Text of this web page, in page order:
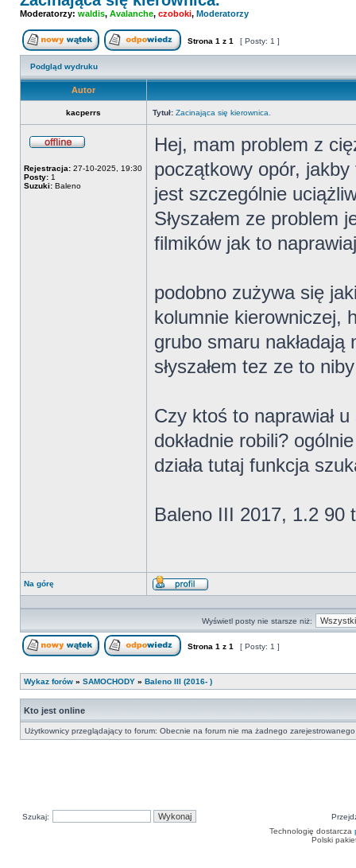
Moderatorzy: waldis, Avalanche, czoboki, Moderatorzy
Nowy temat Odpowiedz w temacie
Strona 1 z 1 [ Posty: 1 ]
Podgląd wydruku
Autor
kacperrs Tytuł: Zacinająca się kierownica.
Rejestracja: 27-10-2025, 19:30
Posty: 1
Suzuki: Baleno
Hej, mam problem z
początkowy opór, jakby
jest szczególnie
Słyszałem ze problem
filmików jak to
podobno zużywa się
kolumnie kierowniczej,
grubo smaru nakładają
słyszałem tez ze to
Czy ktoś to naprawiał
dokładnie robili?
działa tutaj funkcja
Baleno III 2017, 1.2 90
Na górę
Wyświetl
Wyświetl posty nie starsze niż:
Strona 1 z 1 [ Posty: 1 ]
Wykaz forów » SAMOCHODY » Baleno III (2016- )
Kto jest online
Użytkownicy przeglądający to forum: Obecnie na forum nie ma żadnego
Szukaj:
Technologię dostarcza
Polski